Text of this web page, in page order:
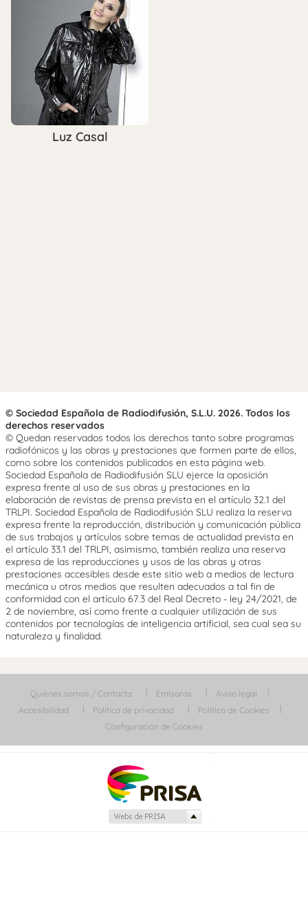
Luz Casal
© Sociedad Española de Radiodifusión, S.L.U. 2026. Todos los
derechos reservados
© Quedan reservados todos los derechos tanto sobre programas
radiofónicos y las obras y prestaciones que formen parte de ellos,
como sobre los contenidos publicados en esta página web.
Sociedad Española de Radiodifusión SLU ejerce la oposición
expresa frente al uso de sus obras y prestaciones en la
elaboración de revistas de prensa prevista en el artículo 32.1 del
TRLPI. Sociedad Española de Radiodifusión SLU realiza la reserva
expresa frente la reproducción, distribución y comunicación pública
de sus trabajos y artículos sobre temas de actualidad prevista en
el artículo 33.1 del TRLPI, asimismo, también realiza una reserva
expresa de las reproducciones y usos de las obras y otras
prestaciones accesibles desde este sitio web a medios de lectura
mecánica u otros medios que resulten adecuados a tal fin de
conformidad con el artículo 67.3 del Real Decreto - ley 24/2021, de
2 de noviembre, así como frente a cualquier utilización de sus
contenidos por tecnologías de inteligencia artificial, sea cual sea su
naturaleza y finalidad.
Quiénes somos / Contacta Emisoras
Aviso legal
Accesibilidad
Política de privacidad
Política de Cookies
Configuración de Cookies